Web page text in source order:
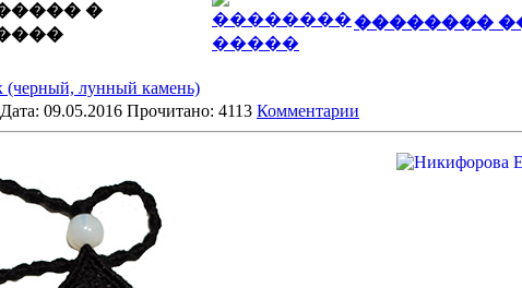
�
��������
(черный, лунный камень)
Дата: 09.05.2016 Прочитано: 4113 Комментарии